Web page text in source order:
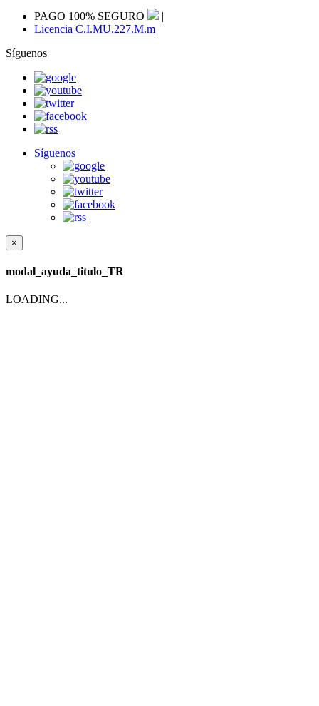
PAGO 100% SEGURO
|
Licencia C.I.MU.227.M.m
Síguenos
Síguenos
×
modal_ayuda_titulo_TR
LOADING...